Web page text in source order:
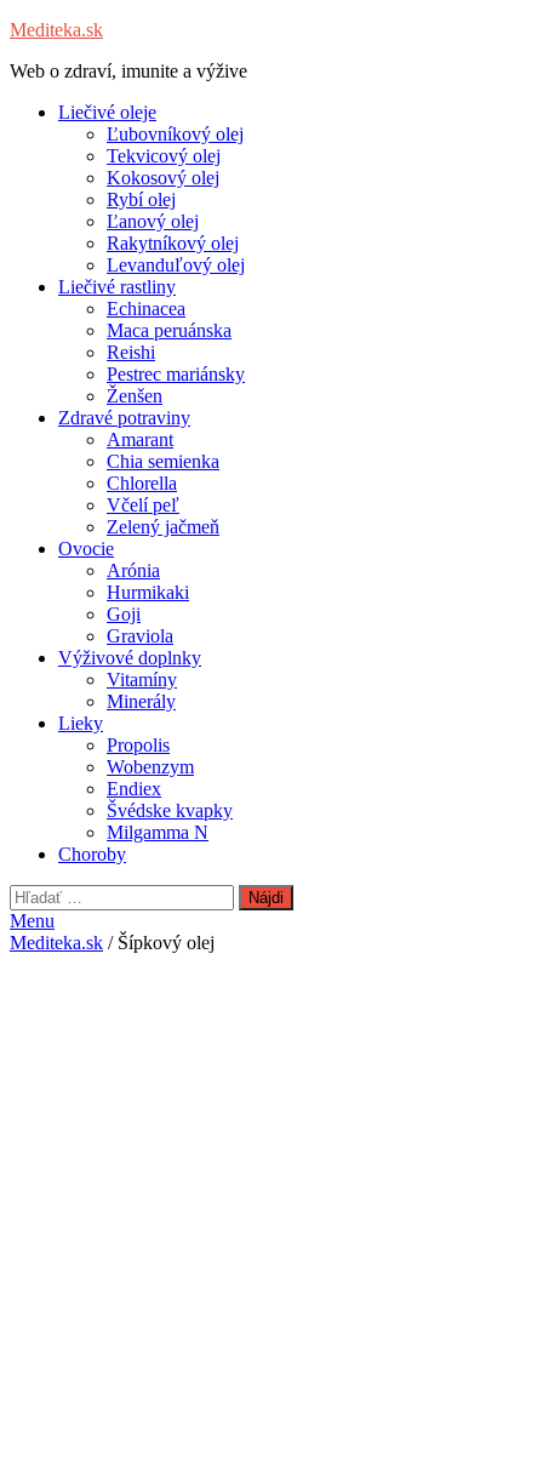
Mediteka.sk
Web o zdraví, imunite a výžive
Liečivé oleje
Ľubovníkový olej
Tekvicový olej
Kokosový olej
Rybí olej
Ľanový olej
Rakytníkový olej
Levanduľový olej
Liečivé rastliny
Echinacea
Maca peruánska
Reishi
Pestrec mariánsky
Ženšen
Zdravé potraviny
Amarant
Chia semienka
Chlorella
Včelí peľ
Zelený jačmeň
Ovocie
Arónia
Hurmikaki
Goji
Graviola
Výživové doplnky
Vitamíny
Minerály
Lieky
Propolis
Wobenzym
Endiex
Švédske kvapky
Milgamma N
Choroby
Hľadať:
Menu
Mediteka.sk / Šípkový olej